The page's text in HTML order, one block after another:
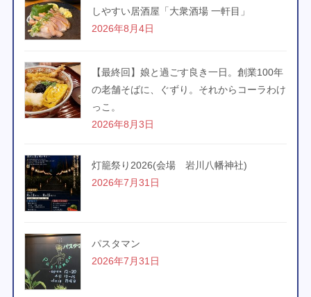
しやすい居酒屋「大衆酒場 一軒目」
2026年8月4日
【最終回】娘と過ごす良き一日。創業100年
の老舗そばに、ぐずり。それからコーラわけ
っこ。
2026年8月3日
灯籠祭り2026(会場 岩川八幡神社)
2026年7月31日
パスタマン
2026年7月31日